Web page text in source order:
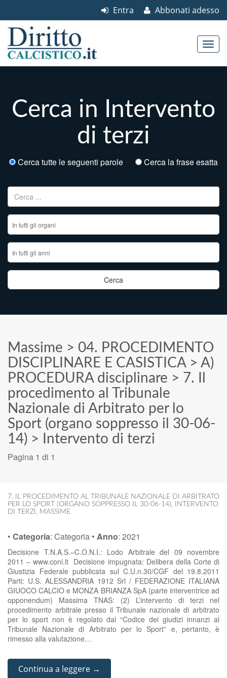
Abbonati adesso
Entra
Cerca in Intervento
di terzi
Cerca tutte le seguenti parole Cerca la frase esatta
Ricerca per:
Massime > 04. PROCEDIMENTO
DISCIPLINARE E CASISTICA> A)
PROCEDURA disciplinare > 7. Il
procedimento al Tribunale
Nazionale di Arbitrato per lo
Sport (organo soppresso il 30-06-
14) > Intervento di terzi
Pagina 1 di 1
7. IL PROCEDIMENTO AL TRIBUNALE NAZIONALE DI ARBITRATO
PER LO SPORT (ORGANO SOPPRESSO IL 30-06-14),
INTERVENTO
DI TERZI , MASSIME
• Categoria: Categoria • Anno: 2021
Decisione T.N.A.S.–C.O.N.I.: Lodo Arbitrale del 09 novembre
2011 – www.coni.it Decisione impugnata: Delibera della Corte di
Giustizia Federale pubblicata sul C.U.n.30/CGF del 19.8.2011
Parti: U.S. ALESSANDRIA 1912 Srl / FEDERAZIONE ITALIANA
GIUOCO CALCIO e MONZA BRIANZA SpA (parte interventrice ad
opponendum) Massima TNAS: (2) L’intervento di terzi nel
procedimento arbitrale presso il Tribunale nazionale di arbitrato
per lo sport non è regolato dal “Codice dei giudizi innanzi al
Tribunale Nazionale di Arbitrato per lo Sport” e, pertanto, è
rimesso alla valutazione…
Continua a leggere →